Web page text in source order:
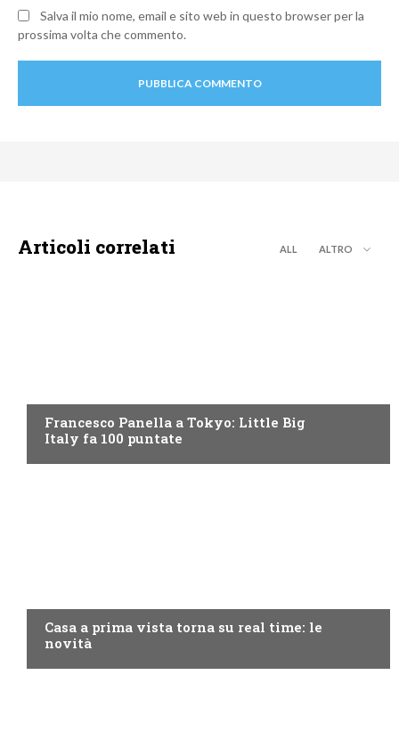
Salva il mio nome, email e sito web in questo browser per la
prossima volta che commento.
Articoli correlati ALL ALTRO
Francesco Panella a Tokyo: Little Big
Italy fa 100 puntate
Casa a prima vista torna su real time: le
novità